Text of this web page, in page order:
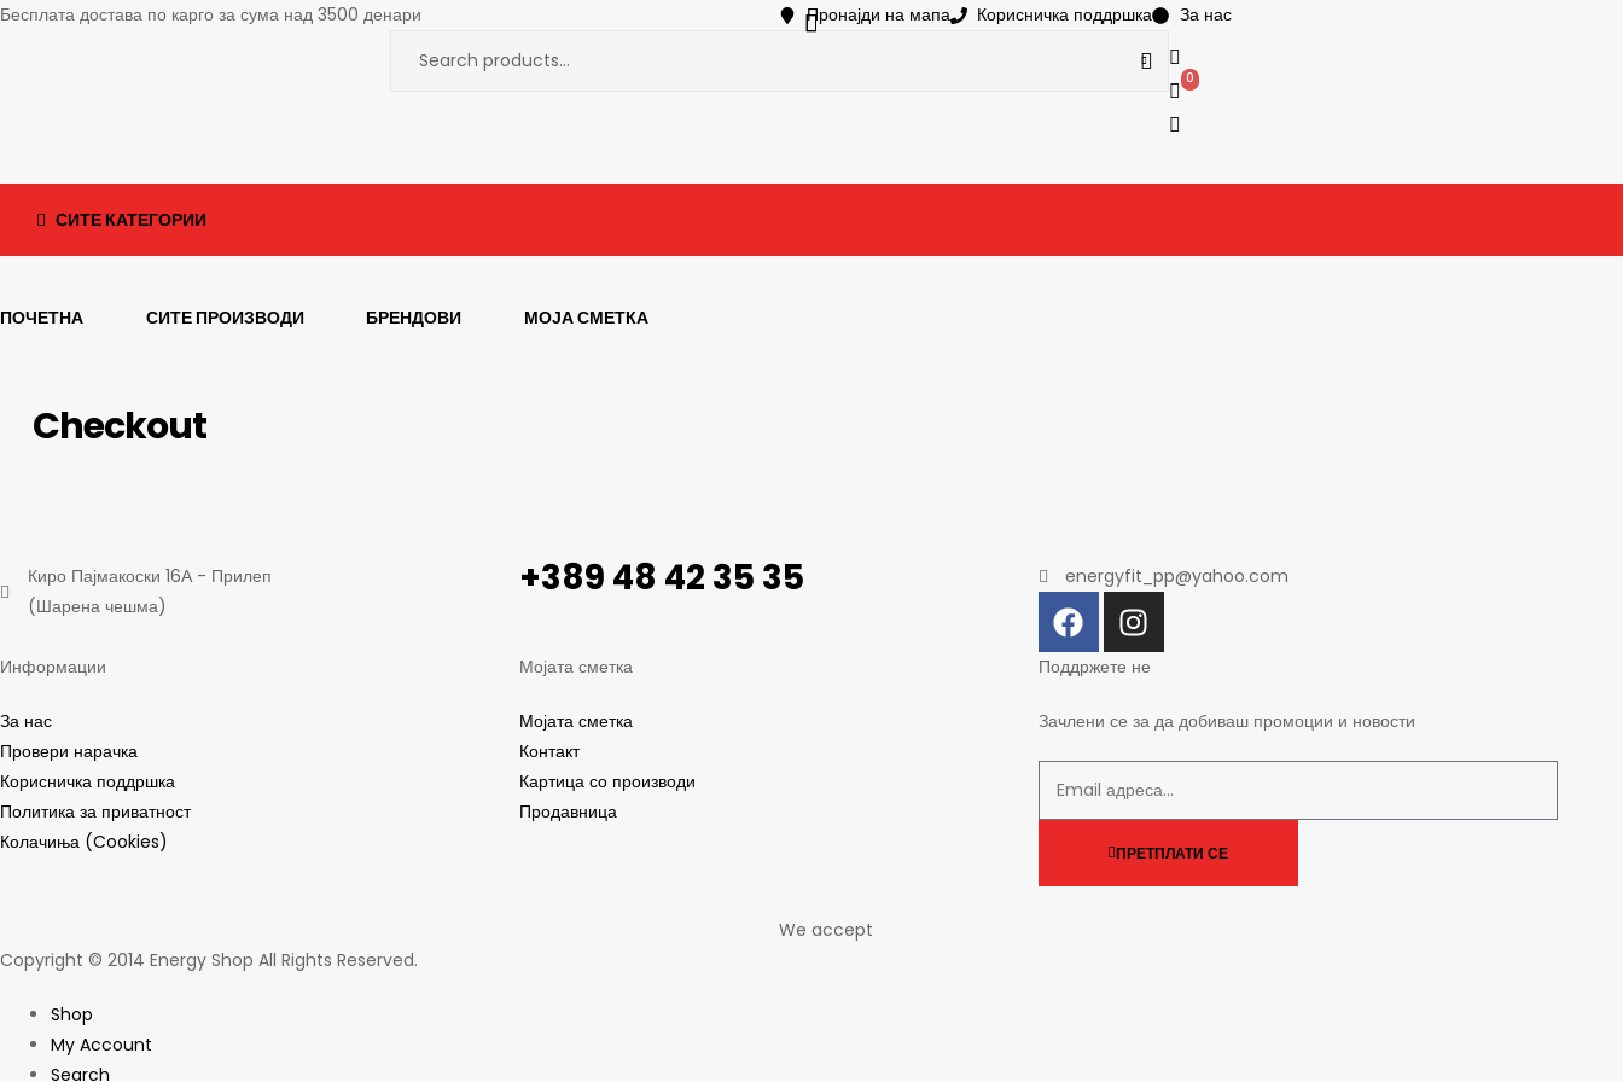
Бесплата достава по карго за сума над 3500 денари Пронајди на мапа Корисничка поддршка За нас
0
0
СИТЕ КАТЕГОРИИ
ПОЧЕТНА СИТЕ ПРОИЗВОДИ БРЕНДОВИ МОЈА СМЕТКА
Checkout
Киро Пајмакоски 16А - Прилеп
(Шарена чешма)
+389 48 42 35 35 energyfit_pp@yahoo.com
Информации
За нас
Провери нарачка
Корисничка поддршка
Политика за приватност
Колачиња (Cookies)
Мојата сметка
Мојата сметка
Контакт
Картица со производи
Продавница
Поддржете не
Зачлени се за да добиваш промоции и новости
ПРЕТПЛАТИ СЕ
Copyright © 2014 Energy Shop All Rights Reserved.
We accept
Shop
My Account
Search